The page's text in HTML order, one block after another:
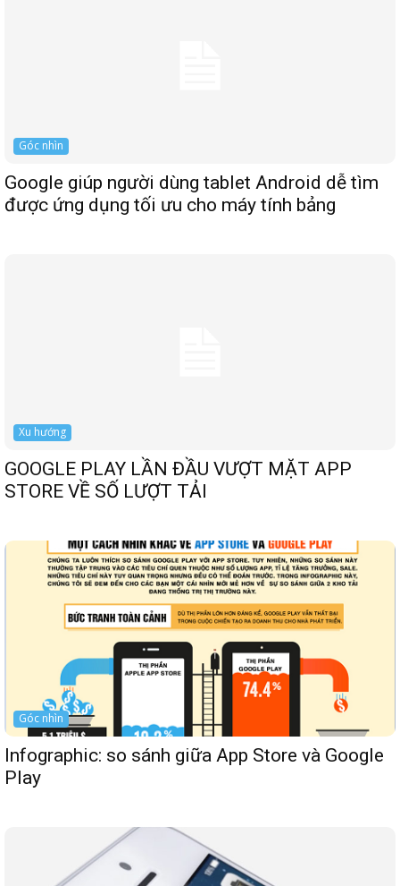
Góc nhìn
Google giúp người dùng tablet Android dễ tìm
được ứng dụng tối ưu cho máy tính bảng
Xu hướng
GOOGLE PLAY LẦN ĐẦU VƯỢT MẶT APP
STORE VỀ SỐ LƯỢT TẢI
Góc nhìn
Infographic: so sánh giữa App Store và Google
Play